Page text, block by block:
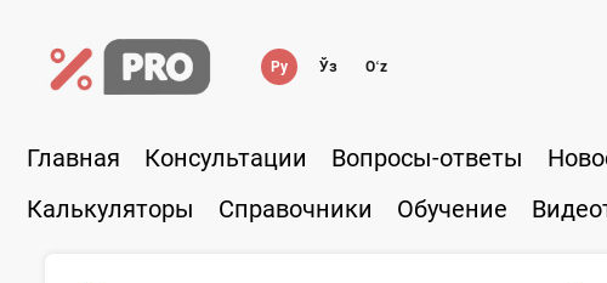
Ру Ўз Oʻz
Главная Консультации Вопросы-ответы
Калькуляторы
Справочники Обучение